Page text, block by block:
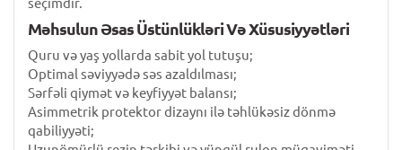
seçimdir.
Məhsulun Əsas Üstünlükləri Və Xüsusiyyətləri
Quru və yaş yollarda sabit yol tutuşu;
Optimal səviyyədə səs azaldılması;
Sərfəli qiymət və keyfiyyət balansı;
Asimmetrik protektor dizaynı ilə təhlükəsiz dönmə
qabiliyyəti;